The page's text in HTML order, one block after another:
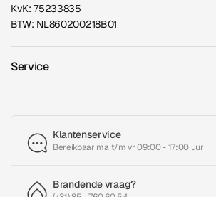
KvK: 75233835
BTW: NL860200218B01
Service
Klantenservice
Bereikbaar ma t/m vr 09:00 - 17:00 uur
Brandende vraag?